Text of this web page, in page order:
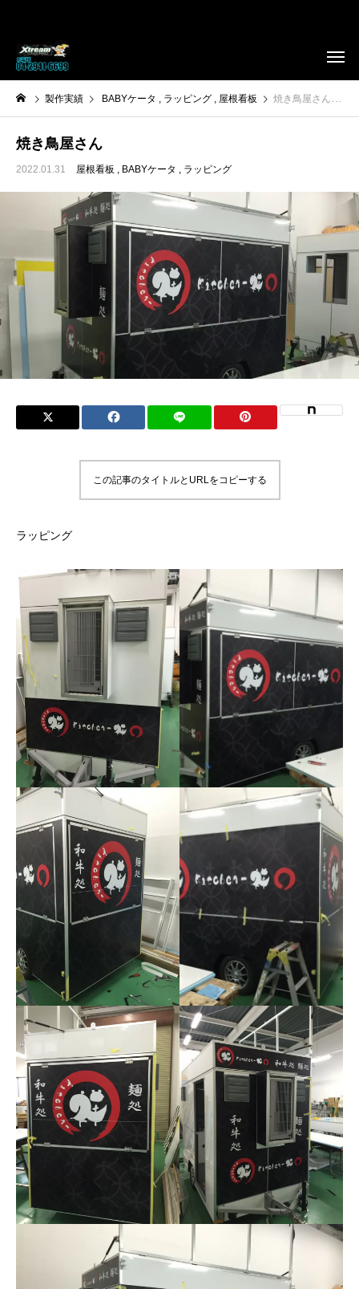
製作実績 BABYケータ ラッピング 屋根看板 焼き鳥屋さん
焼き鳥屋さん
2022.01.31 屋根看板 BABYケータ ラッピング
この記事のタイトルとURLをコピーする
ラッピング